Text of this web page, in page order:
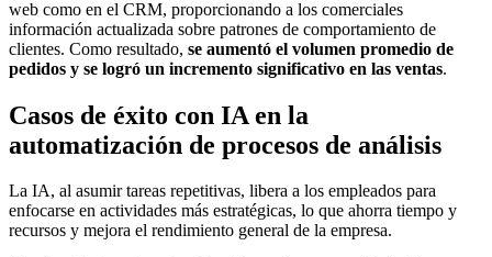
web como en el CRM, proporcionando a los comerciales
información actualizada sobre patrones de comportamiento de
clientes. Como resultado, se aumentó el volumen promedio de
pedidos y se logró un incremento significativo en las ventas.
Casos de éxito con IA en la
automatización de procesos de análisis
La IA, al asumir tareas repetitivas, libera a los empleados para
enfocarse en actividades más estratégicas, lo que ahorra tiempo y
recursos y mejora el rendimiento general de la empresa.